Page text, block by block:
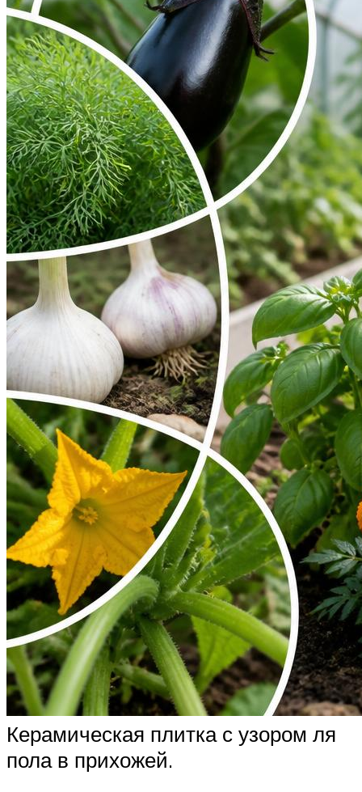
Керамическая плитка с узором ля
пола в прихожей.